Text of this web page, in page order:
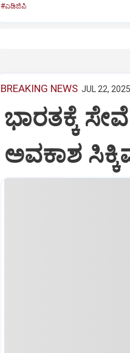
#ಎಡಿಜಿಪಿ
BREAKING NEWS JUL 22,
ಭಾರತಕ್ಕೆ
ಅವಕಾಶ